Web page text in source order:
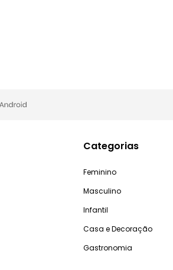
Categorias
Feminino
Masculino
Infantil
Casa e Decoração
Gastronomia